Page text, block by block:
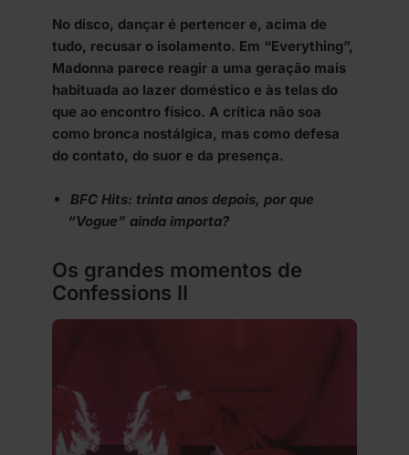
No disco, dançar é pertencer e, acima de
tudo, recusar o isolamento. Em “Everything”,
Madonna parece reagir a uma geração mais
habituada ao lazer doméstico e às telas do
que ao encontro físico. A crítica não soa
como bronca nostálgica, mas como defesa
do contato, do suor e da presença.
BFC Hits: trinta anos depois, por que
“Vogue” ainda importa?
Os grandes momentos de
Confessions II